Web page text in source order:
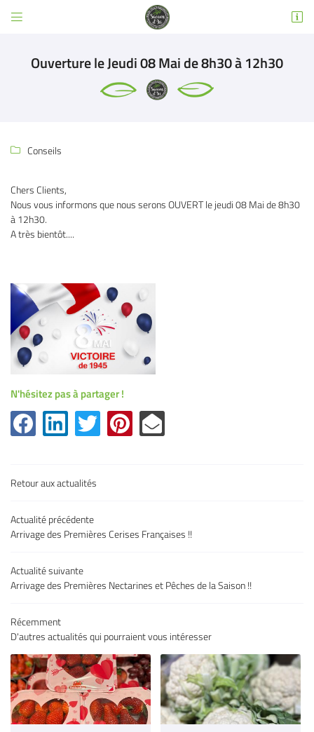

& légumes
fine
à vins & bières
producteurs
Avis

Restez
Inscription
05 32 02 49 63
Adresse email de réception
Rafraîchir le captcha
En cochant cette case, vous consentez à recevoir nos propositions commerciales à
l'adresse email indiqué ci-dessus. Vous pouvez vous désinscrire à tout moment en
utilisant
le formulaire de désinscription
Inscription
Ouverture le Jeudi 08 Mai de 8h30 à 12h30
 Conseils
Chers Clients,
Nous vous informons que nous serons OUVERT le jeudi 08 Mai de 8h30
à 12h30.
A très bientôt....
N'hésitez pas à partager !
Retour aux actualités
Actualité précédente
Arrivage des Premières Cerises Françaises !!
Actualité suivante
Arrivage des Premières Nectarines et Pêches de la Saison !!
Récemment
D'autres actualités qui pourraient vous intéresser